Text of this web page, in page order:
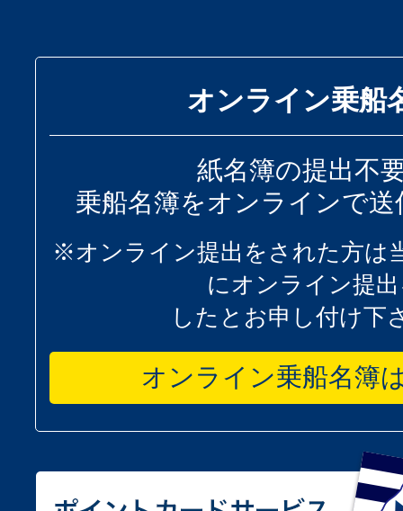
オンライン乗船
紙名簿の提出不
乗船名簿をオンラインで
※オンライン提出をされた方は
にオンライン提
したとお申し付け下
オンライン乗船名簿